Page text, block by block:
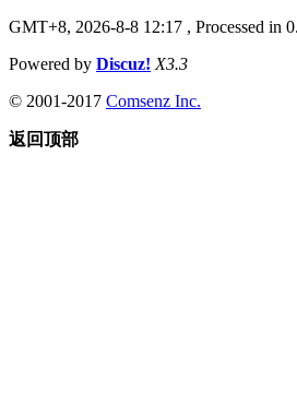
GMT+8, 2026-8-8 12:17 , Processed in
Powered by Discuz! X3.3
© 2001-2017 Comsenz Inc.
返回顶部